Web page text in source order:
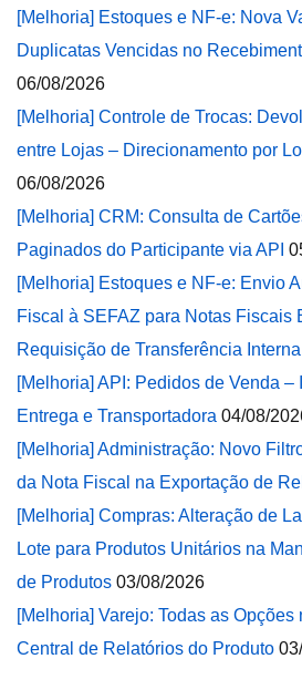
[Melhoria] Estoques e NF-e: Nova
Duplicatas Vencidas no
06/08/2026
[Melhoria] Controle de Trocas:
entre Lojas – Direcionamento por
06/08/2026
[Melhoria] CRM: Consulta de
Paginados do Participante via API
[Melhoria] Estoques e NF-e: Envio
Fiscal à SEFAZ para Notas Fiscais
Requisição de Transferência Interna
[Melhoria] API: Pedidos de Venda
Entrega e Transportadora 04/08/
[Melhoria] Administração: Novo
da Nota Fiscal na Exportação de
[Melhoria] Compras: Alteração de
Lote para Produtos Unitários na
de Produtos 03/08/2026
[Melhoria] Varejo: Todas as
Central de Relatórios do Produto